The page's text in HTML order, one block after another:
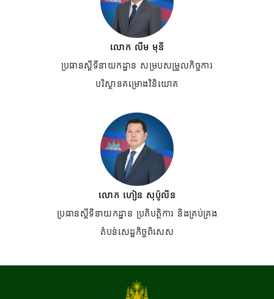
លោក លឹម មុនី
ប្រធានស្តីទីនាយកដ្ឋាន សម្របសម្រួលកិច្ចការ
បរិស្ថានគម្រោងវិនិយោគ
លោក ហៀន សុប៉ូលីន
ប្រធានស្តីទីនាយកដ្ឋាន ប្រតិបត្តិការ និងគ្រប់គ្រង
តំបន់សេដ្ឋកិច្ចពិសេស